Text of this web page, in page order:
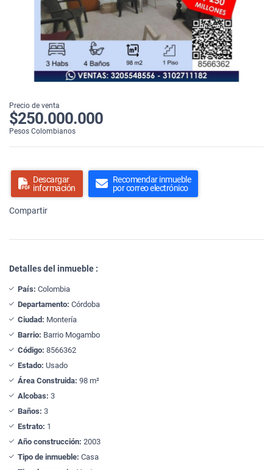
Precio de venta
$250.000.000
Pesos Colombianos
Descargar
información
Recomendar inmueble
por correo electrónico
Compartir
Detalles del inmueble :
País: Colombia
Departamento: Córdoba
Ciudad: Montería
Barrio: Barrio Mogambo
Código: 8566362
Estado: Usado
Área Construida: 98 m²
Alcobas: 3
Baños: 3
Estrato: 1
Año construcción: 2003
Tipo de inmueble: Casa